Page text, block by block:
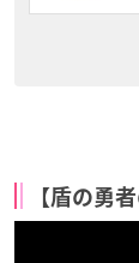
【盾の勇